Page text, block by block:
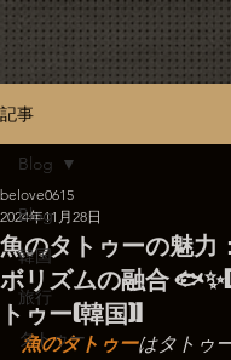
記事
Blog
韓国
旅行
タトゥー
Blog
魚のタトゥーの魅力
ボリズムの融合
トゥー(韓国)]
belove0615
2024年11月28日
魚のタトゥーはタトゥ